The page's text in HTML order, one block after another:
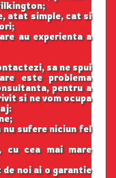
atat simple, cat si
au experienta a
sa ne spui
este problema
pentru a
si ne vom ocupa
nu sufere niciun fel
cu cea mai mare
noi ai o garantie